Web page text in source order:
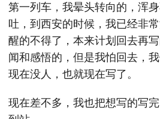
第一列车，我晕头转向的，浑
吐，到西安的时候，我已经非
醒的不得了，本来计划回去再
闻和感悟的，但是我怕回去，
现在没人，也就现在写了。
现在差不多，我也把想写的写